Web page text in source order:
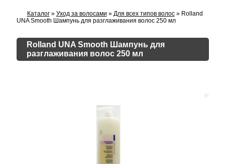
Каталог» Уход за волосами » Для всех типов волос» Rolland
UNA Smooth Шампунь для разглаживания волос 250 мл
Rolland UNA Smooth Шампунь для
разглаживания волос 250 мл